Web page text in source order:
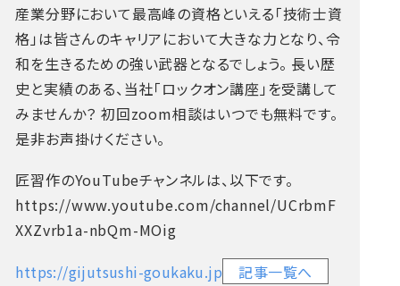
産業分野において最高峰の資格といえる「技術士資
格」は皆さんのキャリアにおいて大きな力となり、令
和を生きるための強い武器となるでしょう。 長い歴
史と実績のある、当社「ロックオン講座」を受講して
みませんか？ 初回zoom相談はいつでも無料です。
是非お声掛けください。
匠習作のYouTubeチャンネルは、以下です。
https://www.youtube.com/channel/UCrbmF
XXZvrb1a-nbQm-MOig
https://gijutsushi-goukaku.jp
記事一覧へ